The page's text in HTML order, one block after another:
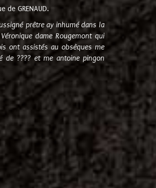
GRENAUD.
prêtre ay inhumé dans la
dame Rougemont qui
ont assistés au obsèques me
de ???? et me antoine pingon